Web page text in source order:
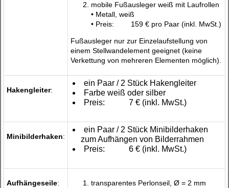
mobile Fußausleger weiß mit Laufrollen
• Metall, weiß
• Preis:
159 € pro Paar (inkl. MwSt.)
Fußausleger nur zur Einzelaufstellung von
einem Stellwandelement geeignet (keine
Verkettung von mehreren Elementen möglich).
Hakengleiter:
ein Paar / 2 Stück Hakengleiter
Farbe weiß oder silber
Preis:
7 € (inkl. MwSt.)
Minibilderhaken:
ein Paar / 2 Stück Minibilderhaken
zum Aufhängen von Bilderrahmen
Preis:
6 € (inkl. MwSt.)
Aufhängeseile:
transparentes Perlonseil, Ø = 2 mm